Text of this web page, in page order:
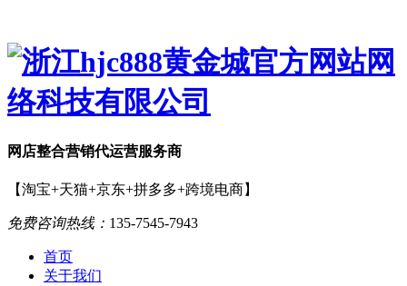
网店整合营销代运营服务商
【淘宝+天猫+京东+拼多多+跨境电商】
免费咨询热线： 135-7545-7943
首页
关于我们